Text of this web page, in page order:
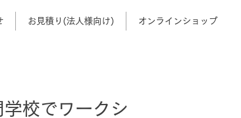
お見積り(法人様向け) オンラインショップ
校でワークシ